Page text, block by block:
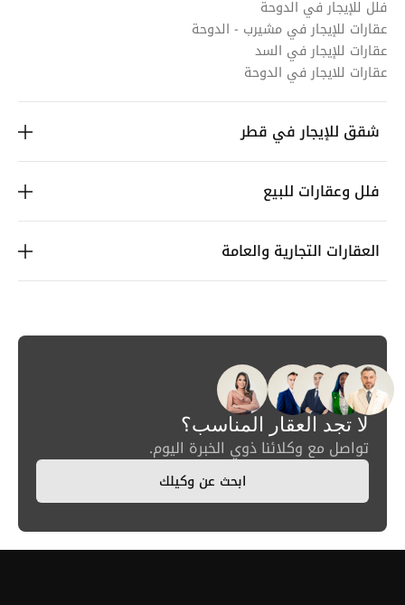
فلل للإيجار في الدوحة
عقارات للإيجار في مشيرب - الدوحة
عقارات للإيجار في السد
عقارات للايجار في الدوحة
شقق للإيجار في قطر
فلل وعقارات للبيع
العقارات التجارية والعامة
لا تجد العقار المناسب؟
تواصل مع وكلائنا ذوي الخبرة اليوم.
ابحث عن وكيلك